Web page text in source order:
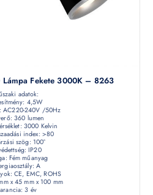
Fekete 3000K – 8263
adatok:
4,5W
AC220-240V /50Hz
360 lumen
3000 Kelvin
index: >80
szög: 100°
IP20
Fém műanyag
A
CE, EMC, ROHS
x 45 mm x 100 mm
3 év